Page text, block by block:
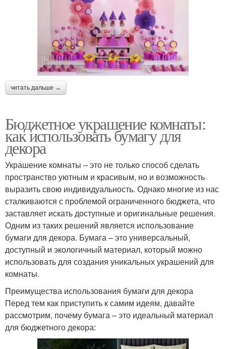
читать дальше →
Бюджетное украшение комнаты:
как использовать бумагу для
декора
Украшение комнаты – это не только способ сделать
пространство уютным и красивым, но и возможность
выразить свою индивидуальность. Однако многие из нас
сталкиваются с проблемой ограниченного бюджета, что
заставляет искать доступные и оригинальные решения.
Одним из таких решений является использование
бумаги для декора. Бумага – это универсальный,
доступный и экологичный материал, который можно
использовать для создания уникальных украшений для
комнаты.
Преимущества использования бумаги для декора
Перед тем как приступить к самим идеям, давайте
рассмотрим, почему бумага – это идеальный материал
для бюджетного декора: